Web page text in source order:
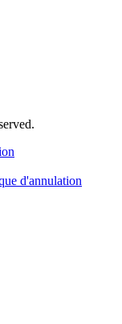
d'annulation